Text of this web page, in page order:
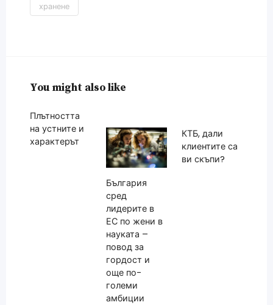
хранене
You might also like
Плътността
на устните и
характерът
България
сред
лидерите в
ЕС по жени в
науката –
повод за
гордост и
още по-
големи
амбиции
КТБ, дали
клиентите са
ви скъпи?